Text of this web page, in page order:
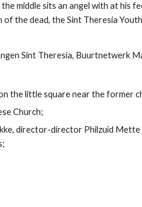
middle sits an angel with at
the dead, the Sint Theresia
Sint Theresia, Buurtnetwerk
the little square near the former
Church;
director-director Philzuid